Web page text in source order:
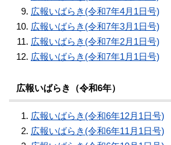
広報いばらき(令和7年4月1日号)
広報いばらき(令和7年3月1日号)
広報いばらき(令和7年2月1日号)
広報いばらき(令和7年1月1日号)
広報いばらき（令和6年）
広報いばらき(令和6年12月1日号)
広報いばらき(令和6年11月1日号)